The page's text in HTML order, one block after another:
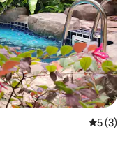
5 de
5 (3)